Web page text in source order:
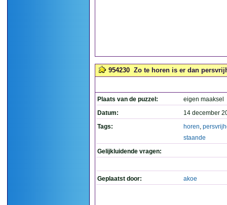
954230 Zo te horen is er dan
Plaats van de puzzel:
eigen maaksel
Datum:
14 december
Tags:
horen,
staande
Gelijkluidende vragen:
Geplaatst door: akoe